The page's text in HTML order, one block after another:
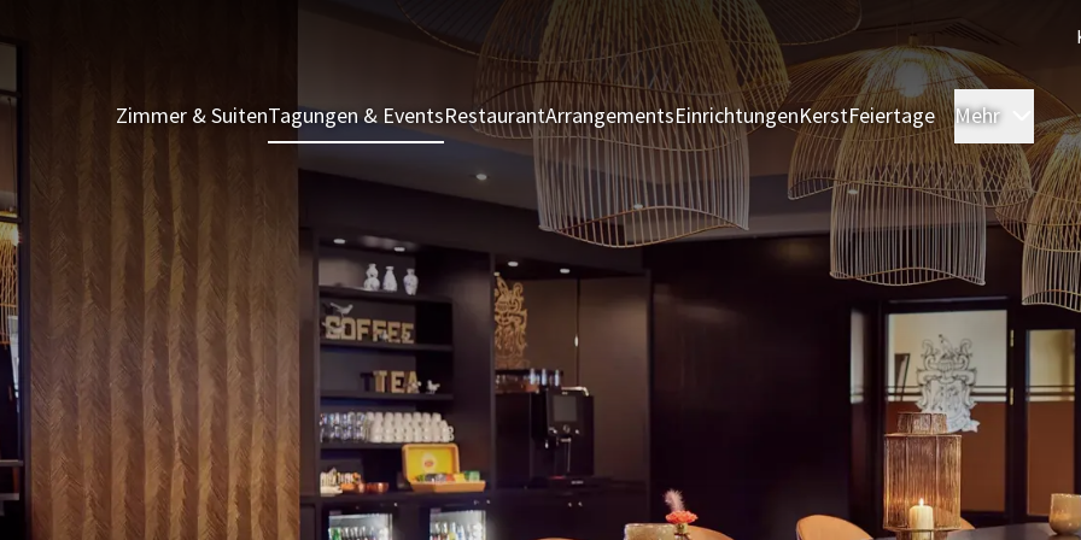
Zimmer & SuitenTagungen & EventsRestaurantArrangementsEinrichtungenKerstFeiertage Mehr